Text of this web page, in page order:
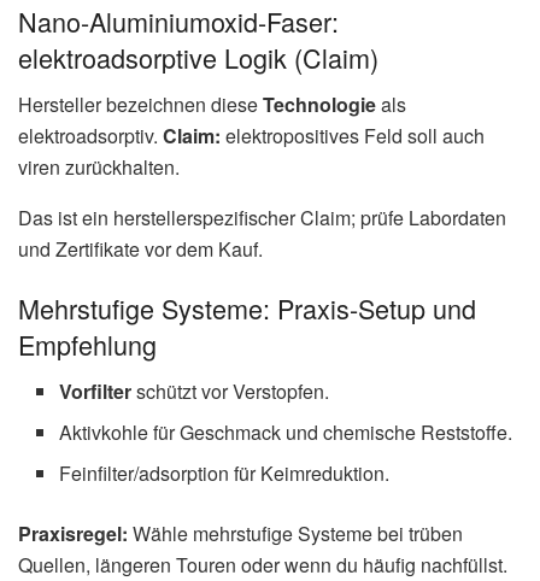
Nano-Aluminiumoxid-Faser:
elektroadsorptive Logik (Claim)
Hersteller bezeichnen dieseTechnologieals
elektroadsorptiv. Claim: elektropositives Feld soll auch
viren zurückhalten.
Das ist ein herstellerspezifischer Claim; prüfe Labordaten
und Zertifikate vor dem Kauf.
Mehrstufige Systeme: Praxis-Setup und
Empfehlung
Vorfilterschützt vor Verstopfen.
Aktivkohle für Geschmack und chemische Reststoffe.
Feinfilter/adsorption für Keimreduktion.
Praxisregel: Wähle mehrstufige Systeme bei trüben
Quellen, längeren Touren oder wenn du häufig nachfüllst.